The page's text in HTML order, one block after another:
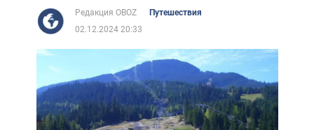
Редакция OBOZ
Путешествия
02.12.2024 20:33